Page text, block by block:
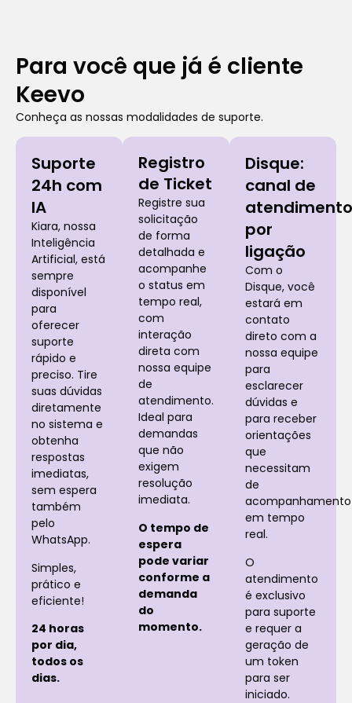
Para você que já é cliente
Keevo
Conheça as nossas modalidades de suporte.
Suporte
24h com
IA
Kiara, nossa
Inteligência
Artificial, está
sempre
disponível
para
oferecer
suporte
rápido e
preciso. Tire
suas dúvidas
diretamente
no sistema e
obtenha
respostas
imediatas,
sem espera
também
pelo
WhatsApp.
Simples,
prático e
eficiente!
24 horas
por dia,
todos os
dias.
Registro
de Ticket
Registre sua
solicitação
de forma
detalhada e
acompanhe
o status em
tempo real,
com
interação
direta com
nossa equipe
de
atendimento.
Ideal para
demandas
que não
exigem
resolução
imediata.
O tempo de
espera
pode variar
conforme a
demanda
do
momento.
Disque:
canal de
atendimento
por
ligação
Com o
Disque, você
estará em
contato
direto com a
nossa equipe
para
esclarecer
dúvidas e
para receber
orientações
que
necessitam
de
acompanhamento
em tempo
real.
O
atendimento
é exclusivo
para suporte
e requer a
geração de
um token
para ser
iniciado.